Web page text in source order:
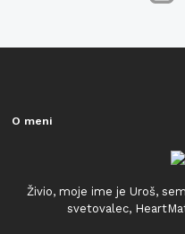
O meni
Živio, moje ime je Uroš,
svetovalec,